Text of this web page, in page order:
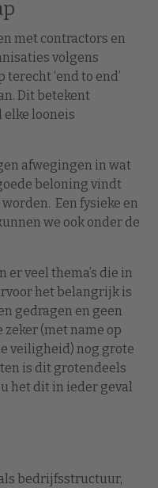
met contractors en
volgens
‘end to end’
Dit betekent
looneis
afwegingen in wat
beloning vindt
Een fysieke en
we ook onder de
er veel thema’s die in
het belangrijk is
gedragen en geen
zeker (met name op
veiligheid) nog grote
is dit grotendeels
het dit in ieder geval
als bedrijfsstructuur,